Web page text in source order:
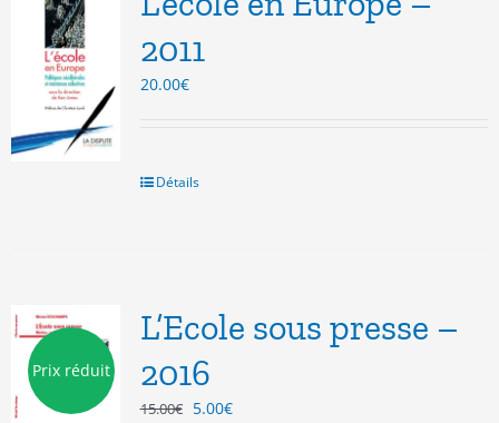
2011
20.00€
Détails
Prix réduit
L’Ecole sous presse –
2016
15.00€ Le
5.00€Le